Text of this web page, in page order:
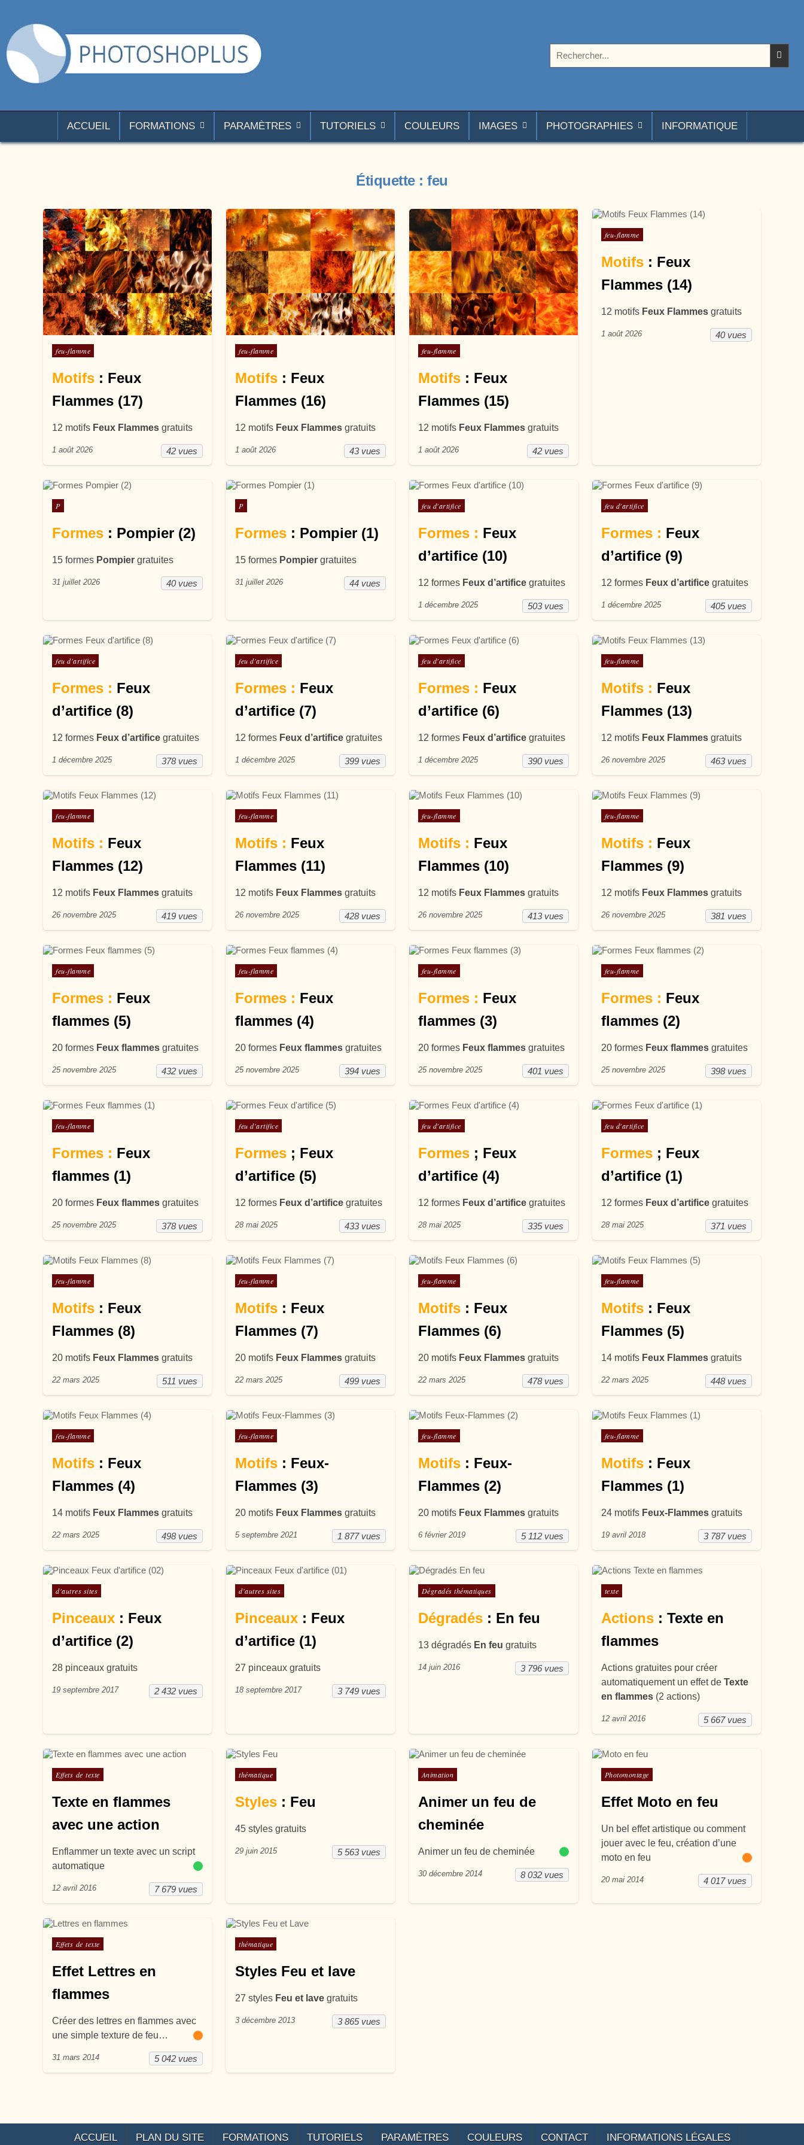
ACCUEIL FORMATIONS PARAMÈTRES TUTORIELS COULEURS IMAGES PHOTOGRAPHIES INFORMATIQUE
Étiquette :feu
Posté dans
feu-flamme
Motifs : Feux
Flammes (17)
12 motifs Feux Flammes gratuits
42 vues
1 août 2026
Posté dans
feu-flamme
Motifs : Feux
Flammes (16)
12 motifs Feux Flammes gratuits
43 vues
1 août 2026
Posté dans
feu-flamme
Motifs: Feux
Flammes (15)
12 motifs Feux Flammesgratuits
42 vues
1 août 2026
Posté dans
feu-flamme
Motifs: Feux
Flammes (14)
12 motifs Feux Flammesgratuits
40 vues
1 août 2026
Posté dans
P
Formes : Pompier (2)
15 formes Pompier gratuites
40 vues
31 juillet 2026
Posté dans
P
Formes : Pompier (1)
15 formes Pompier gratuites
44 vues
31 juillet 2026
Posté dans
feu d'artifice
Formes : Feux
d’artifice (10)
12 formes Feux d’artificegratuites
503 vues
1 décembre 2025
Posté dans
feu d'artifice
Formes : Feux
d’artifice (9)
12 formes Feux d’artificegratuites
405 vues
1 décembre 2025
Posté dans
feu d'artifice
Formes : Feux
d’artifice (8)
12 formes Feux d’artifice gratuites
378 vues
1 décembre 2025
Posté dans
feu d'artifice
Formes : Feux
d’artifice (7)
12 formes Feux d’artifice gratuites
399 vues
1 décembre 2025
Posté dans
feu d'artifice
Formes : Feux
d’artifice (6)
12 formes Feux d’artificegratuites
390 vues
1 décembre 2025
Posté dans
feu-flamme
Motifs : Feux
Flammes (13)
12 motifs Feux Flammesgratuits
463 vues
26 novembre 2025
Posté dans
feu-flamme
Motifs : Feux
Flammes (12)
12 motifs Feux Flammes gratuits
419 vues
26 novembre 2025
Posté dans
feu-flamme
Motifs : Feux
Flammes (11)
12 motifs Feux Flammes gratuits
428 vues
26 novembre 2025
Posté dans
feu-flamme
Motifs : Feux
Flammes (10)
12 motifs Feux Flammesgratuits
413 vues
26 novembre 2025
Posté dans
feu-flamme
Motifs : Feux
Flammes (9)
12 motifs Feux Flammesgratuits
381 vues
26 novembre 2025
Posté dans
feu-flamme
Formes : Feux
flammes (5)
20 formes Feux flammes gratuites
432 vues
25 novembre 2025
Posté dans
feu-flamme
Formes : Feux
flammes (4)
20 formes Feux flammes gratuites
394 vues
25 novembre 2025
Posté dans
feu-flamme
Formes : Feux
flammes (3)
20 formes Feux flammesgratuites
401 vues
25 novembre 2025
Posté dans
feu-flamme
Formes : Feux
flammes (2)
20 formes Feux flammesgratuites
398 vues
25 novembre 2025
Posté dans
feu-flamme
Formes : Feux
flammes (1)
20 formes Feux flammes gratuites
378 vues
25 novembre 2025
Posté dans
feu d'artifice
Formes ; Feux
d’artifice (5)
12 formes Feux d’artifice gratuites
433 vues
28 mai 2025
Posté dans
feu d'artifice
Formes; Feux
d’artifice (4)
12 formes Feux d’artificegratuites
335 vues
28 mai 2025
Posté dans
feu d'artifice
Formes; Feux
d’artifice (1)
12 formes Feux d’artificegratuites
371 vues
28 mai 2025
Posté dans
feu-flamme
Motifs : Feux
Flammes (8)
20 motifs Feux Flammes gratuits
511 vues
22 mars 2025
Posté dans
feu-flamme
Motifs : Feux
Flammes (7)
20 motifs Feux Flammes gratuits
499 vues
22 mars 2025
Posté dans
feu-flamme
Motifs: Feux
Flammes (6)
20 motifs Feux Flammesgratuits
478 vues
22 mars 2025
Posté dans
feu-flamme
Motifs: Feux
Flammes (5)
14 motifs Feux Flammesgratuits
448 vues
22 mars 2025
Posté dans
feu-flamme
Motifs : Feux
Flammes (4)
14 motifs Feux Flammes gratuits
498 vues
22 mars 2025
Posté dans
feu-flamme
Motifs : Feux-
Flammes (3)
20 motifs Feux Flammes gratuits
1 877 vues
5 septembre 2021
Posté dans
feu-flamme
Motifs: Feux-
Flammes (2)
20 motifs Feux Flammesgratuits
5 112 vues
6 février 2019
Posté dans
feu-flamme
Motifs: Feux
Flammes (1)
24 motifs Feux-Flammesgratuits
3 787 vues
19 avril 2018
Posté dans
d'autres sites
Pinceaux : Feux
d’artifice (2)
28 pinceaux gratuits
2 432 vues
19 septembre 2017
Posté dans
d'autres sites
Pinceaux : Feux
d’artifice (1)
27 pinceaux gratuits
3 749 vues
18 septembre 2017
Posté dans
Dégradés thématiques
Dégradés: En feu
13 dégradés En feu gratuits
3 796 vues
14 juin 2016
Posté dans
texte
Actions: Texte en
flammes
Actions gratuites pour créer
automatiquement un effet de Texte
en flammes(2 actions)
5 667 vues
12 avril 2016
Posté dans
Effets de texte
Texte en flammes
avec une action
Enflammer un texte avec un script
automatique
7 679 vues
12 avril 2016
Posté dans
thématique
Styles : Feu
45 styles gratuits
5 563 vues
29 juin 2015
Posté dans
Animation
Animer un feu de
cheminée
Animer un feu de cheminée
8 032 vues
30 décembre 2014
Posté dans
Photomontage
Effet Moto en feu
Un bel effet artistique ou comment
jouer avec le feu, création d’une
moto en feu
4 017 vues
20 mai 2014
Posté dans
Effets de texte
Effet Lettres en
flammes
Créer des lettres en flammes avec
une simple texture de feu…
5 042 vues
31 mars 2014
Posté dans
thématique
Styles Feu et lave
27 styles Feu et lave gratuits
3 865 vues
3 décembre 2013
ACCUEIL PLAN DU SITE FORMATIONS TUTORIELS PARAMÈTRES COULEURS CONTACT INFORMATIONS LÉGALES